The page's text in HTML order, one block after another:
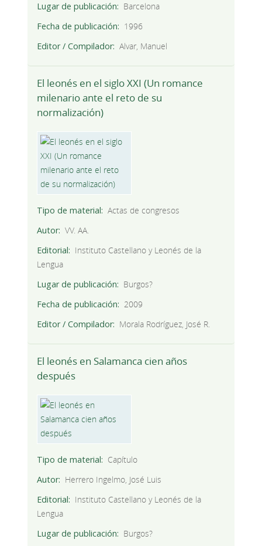
Lugar de publicación
Barcelona
Fecha de publicación
1996
Editor / Compilador
Alvar, Manuel
El leonés en el siglo XXI (Un romance
milenario ante el reto de su
normalización)
Tipo de material
Actas de congresos
Autor
VV. AA.
Editorial
Instituto Castellano y Leonés de la
Lengua
Lugar de publicación
Burgos?
Fecha de publicación
2009
Editor / Compilador
Morala Rodríguez, José R.
El leonés en Salamanca cien años
después
Tipo de material
Capítulo
Autor
Herrero Ingelmo, José Luis
Editorial
Instituto Castellano y Leonés de la
Lengua
Lugar de publicación
Burgos?